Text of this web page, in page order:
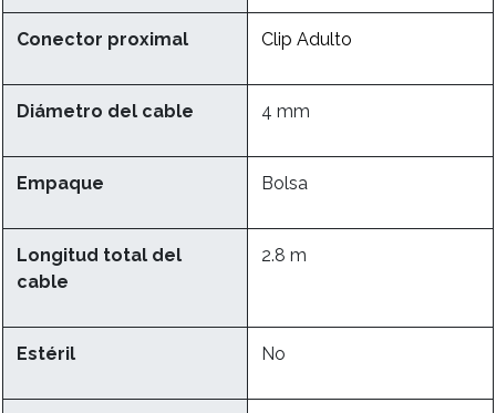
Conector proximal Clip Adulto
Diámetro del cable 4 mm
Empaque Bolsa
Longitud total del
cable
2.8 m
Estéril No